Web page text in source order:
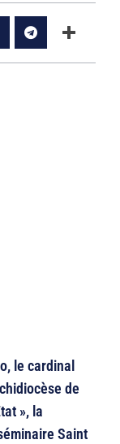
le cardinal
de
», la
Saint